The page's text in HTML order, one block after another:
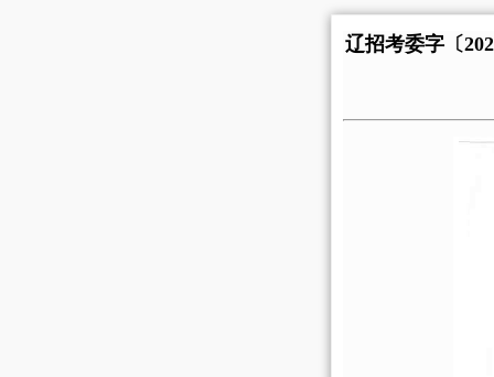
辽招考委字〔